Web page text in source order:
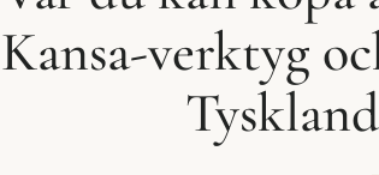
Kansa-verktyg